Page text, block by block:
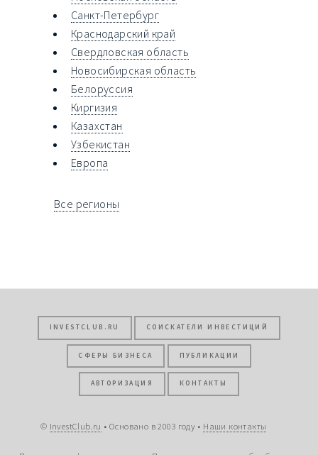
Санкт-Петербург
Краснодарский край
Свердловская область
Новосибирская область
Белоруссия
Киргизия
Казахстан
Узбекистан
Европа
Все регионы
INVESTCLUB.RU СОИСКАТЕЛИ ИНВЕСТИЦИЙ
СФЕРЫ БИЗНЕСА ПУБЛИКАЦИИ
АВТОРИЗАЦИЯ КОНТАКТЫ
© InvestClub.ru • Основано в 2003 году • Наши контакты